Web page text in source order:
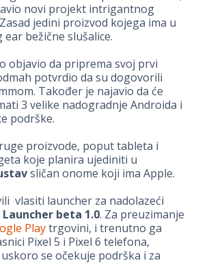
novi projekt intrigantnog
jedini proizvod kojega ima u
bežične slušalice.
objavio da priprema svoj prvi
potvrdio da su dogovorili
Također je najavio da će
3 velike nadogradnje Androida i
podrške.
proizvode, poput tableta i
koje planira ujediniti u
sličan onome koji ima Apple.
vlasiti launcher za nadolazeći
beta 1.0. Za preuzimanje
Playtrgovini, i trenutno ga
Pixel 5 i Pixel 6 telefona,
uskoro se očekuje podrška i za